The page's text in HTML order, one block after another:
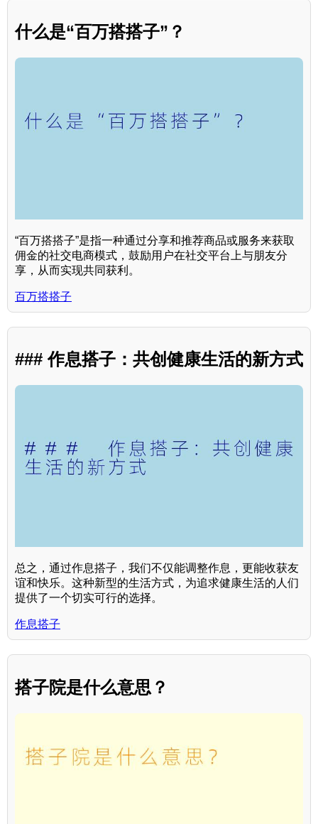
什么是“百万搭搭子”？
“百万搭搭子”是指一种通过分享和推荐商品或服务来获取
佣金的社交电商模式，鼓励用户在社交平台上与朋友分
享，从而实现共同获利。
百万搭搭子
### 作息搭子：共创健康生活的新方式
总之，通过作息搭子，我们不仅能调整作息，更能收获友
谊和快乐。这种新型的生活方式，为追求健康生活的人们
提供了一个切实可行的选择。
作息搭子
搭子院是什么意思？